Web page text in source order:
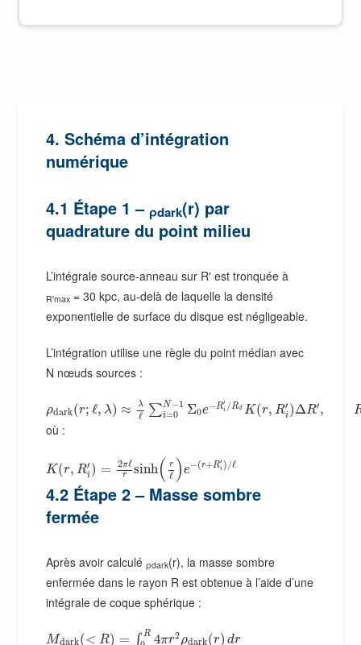
4. Schéma d’intégration
numérique
4.1 Étape 1 – ρdark(r) par
quadrature du point milieu
L’intégrale source-anneau sur R′ est tronquée à
R′max = 30 kpc, au-delà de laquelle la densité
exponentielle de surface du disque est négligeable.
L’intégration utilise une règle du point médian avec
N nœuds sources :
ρdark(r; ℓ, λ) ≈ λ
ℓ ∑N−1
i=0 Σ0e−R′
i /Rd K(r, R′
i )ΔR′,
où :
K(r, R′
i) = 2πℓ
r sinh( r
ℓ )e−(r+R′
i)/ℓ
4.2 Étape 2 – Masse sombre
fermée
Après avoir calculéρdark(r), la masse sombre
enfermée dans le rayon R est obtenue à l’aide d’une
intégrale de coque sphérique :
Mdark(< R) = ∫ R 4πr2ρdark(r) dr